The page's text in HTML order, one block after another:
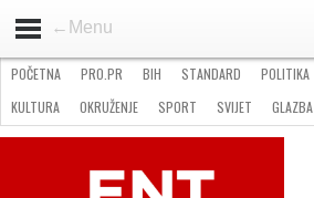
←Menu
STANDARD
GOSPODARSTVO
OKRUŽENJE
POČETNA PRO.PR BIH STANDARD
POLITIKA
KULTURA
OKRUŽENJE SPORT SVIJET
GLAZBA
NATJEČAJI
FILMING LOCATION IN BH KONTAKT